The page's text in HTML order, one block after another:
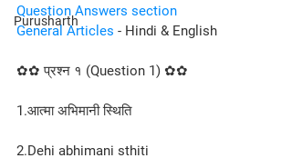
Purusharth
Question Answers section
General Articles - Hindi & English
✿✿ प्रश्न १ (Question 1) ✿✿
1.आत्मा अभिमानी स्थिति
2.Dehi abhimani sthiti